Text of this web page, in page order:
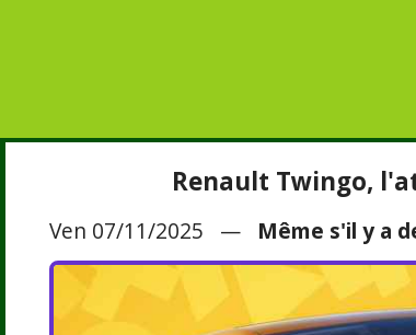
Renault Twingo,
Ven 07/11/2025 — Même s'il y a